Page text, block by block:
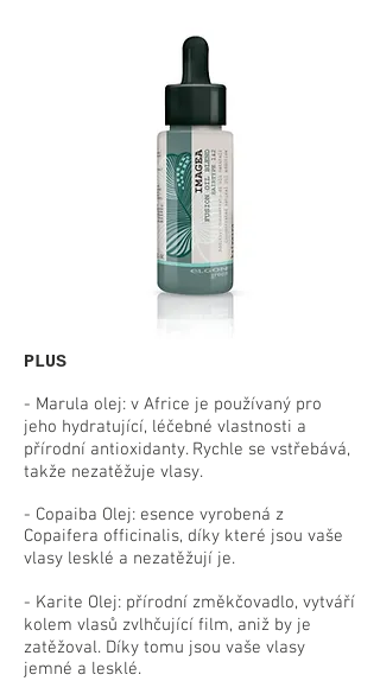
PLUS
- Marula olej: v Africe je používaný pro
jeho hydratující, léčebné vlastnosti a
přírodní antioxidanty. Rychle se vstřebává,
takže nezatěžuje vlasy.
- Copaiba Olej: esence vyrobená z
Copaifera officinalis, díky které jsou vaše
vlasy lesklé a nezatěžují je.
- Karite Olej: přírodní změkčovadlo, vytváří
kolem vlasů zvlhčující film, aniž by je
zatěžoval. Díky tomu jsou vaše vlasy
jemné a lesklé.